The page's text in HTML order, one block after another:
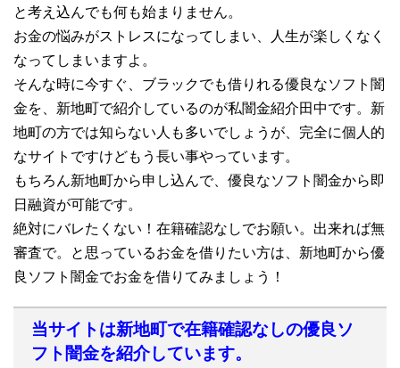
と考え込んでも何も始まりません。
お金の悩みがストレスになってしまい、人生が楽しくなく
なってしまいますよ。
そんな時に今すぐ、ブラックでも借りれる優良なソフト闇
金を、新地町で紹介しているのが私闇金紹介田中です。新
地町の方では知らない人も多いでしょうが、完全に個人的
なサイトですけどもう長い事やっています。
もちろん新地町から申し込んで、優良なソフト闇金から即
日融資が可能です。
絶対にバレたくない！在籍確認なしでお願い。出来れば無
審査で。と思っているお金を借りたい方は、新地町から優
良ソフト闇金でお金を借りてみましょう！
当サイトは新地町で在籍確認なしの優良ソ
フト闇金を紹介しています。